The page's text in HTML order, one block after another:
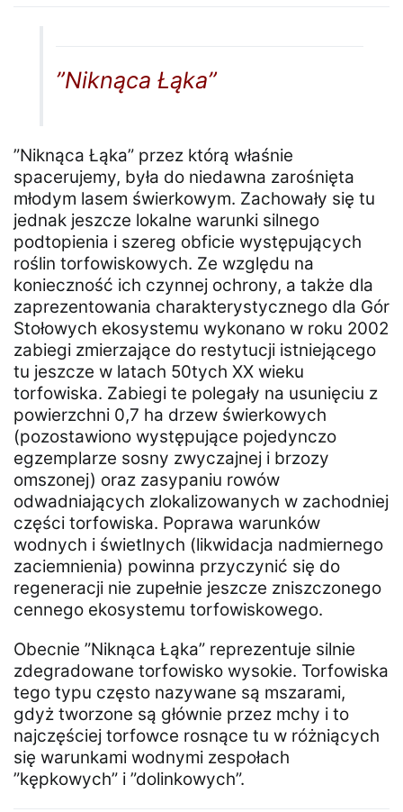
”Niknąca Łąka”
”Niknąca Łąka” przez którą właśnie
spacerujemy, była do niedawna zarośnięta
młodym lasem świerkowym. Zachowały się tu
jednak jeszcze lokalne warunki silnego
podtopienia i szereg obficie występujących
roślin torfowiskowych. Ze względu na
konieczność ich czynnej ochrony, a także dla
zaprezentowania charakterystycznego dla Gór
Stołowych ekosystemu wykonano w roku 2002
zabiegi zmierzające do restytucji istniejącego
tu jeszcze w latach 50tych XX wieku
torfowiska. Zabiegi te polegały na usunięciu z
powierzchni 0,7 ha drzew świerkowych
(pozostawiono występujące pojedynczo
egzemplarze sosny zwyczajnej i brzozy
omszonej) oraz zasypaniu rowów
odwadniających zlokalizowanych w zachodniej
części torfowiska. Poprawa warunków
wodnych i świetlnych (likwidacja nadmiernego
zaciemnienia) powinna przyczynić się do
regeneracji nie zupełnie jeszcze zniszczonego
cennego ekosystemu torfowiskowego.
Obecnie ”Niknąca Łąka” reprezentuje silnie
zdegradowane torfowisko wysokie. Torfowiska
tego typu często nazywane są mszarami,
gdyż tworzone są głównie przez mchy i to
najczęściej torfowce rosnące tu w różniących
się warunkami wodnymi zespołach
”kępkowych” i ”dolinkowych”.